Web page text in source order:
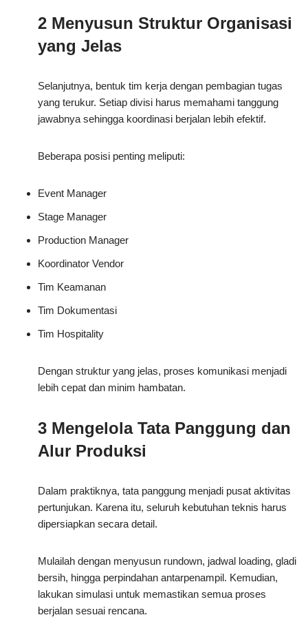
2 Menyusun Struktur Organisasi
yang Jelas
Selanjutnya, bentuk tim kerja dengan pembagian tugas
yang terukur. Setiap divisi harus memahami tanggung
jawabnya sehingga koordinasi berjalan lebih efektif.
Beberapa posisi penting meliputi:
Event Manager
Stage Manager
Production Manager
Koordinator Vendor
Tim Keamanan
Tim Dokumentasi
Tim Hospitality
Dengan struktur yang jelas, proses komunikasi menjadi
lebih cepat dan minim hambatan.
3 Mengelola Tata Panggung dan
Alur Produksi
Dalam praktiknya, tata panggung menjadi pusat aktivitas
pertunjukan. Karena itu, seluruh kebutuhan teknis harus
dipersiapkan secara detail.
Mulailah dengan menyusun rundown, jadwal loading, gladi
bersih, hingga perpindahan antarpenampil. Kemudian,
lakukan simulasi untuk memastikan semua proses
berjalan sesuai rencana.